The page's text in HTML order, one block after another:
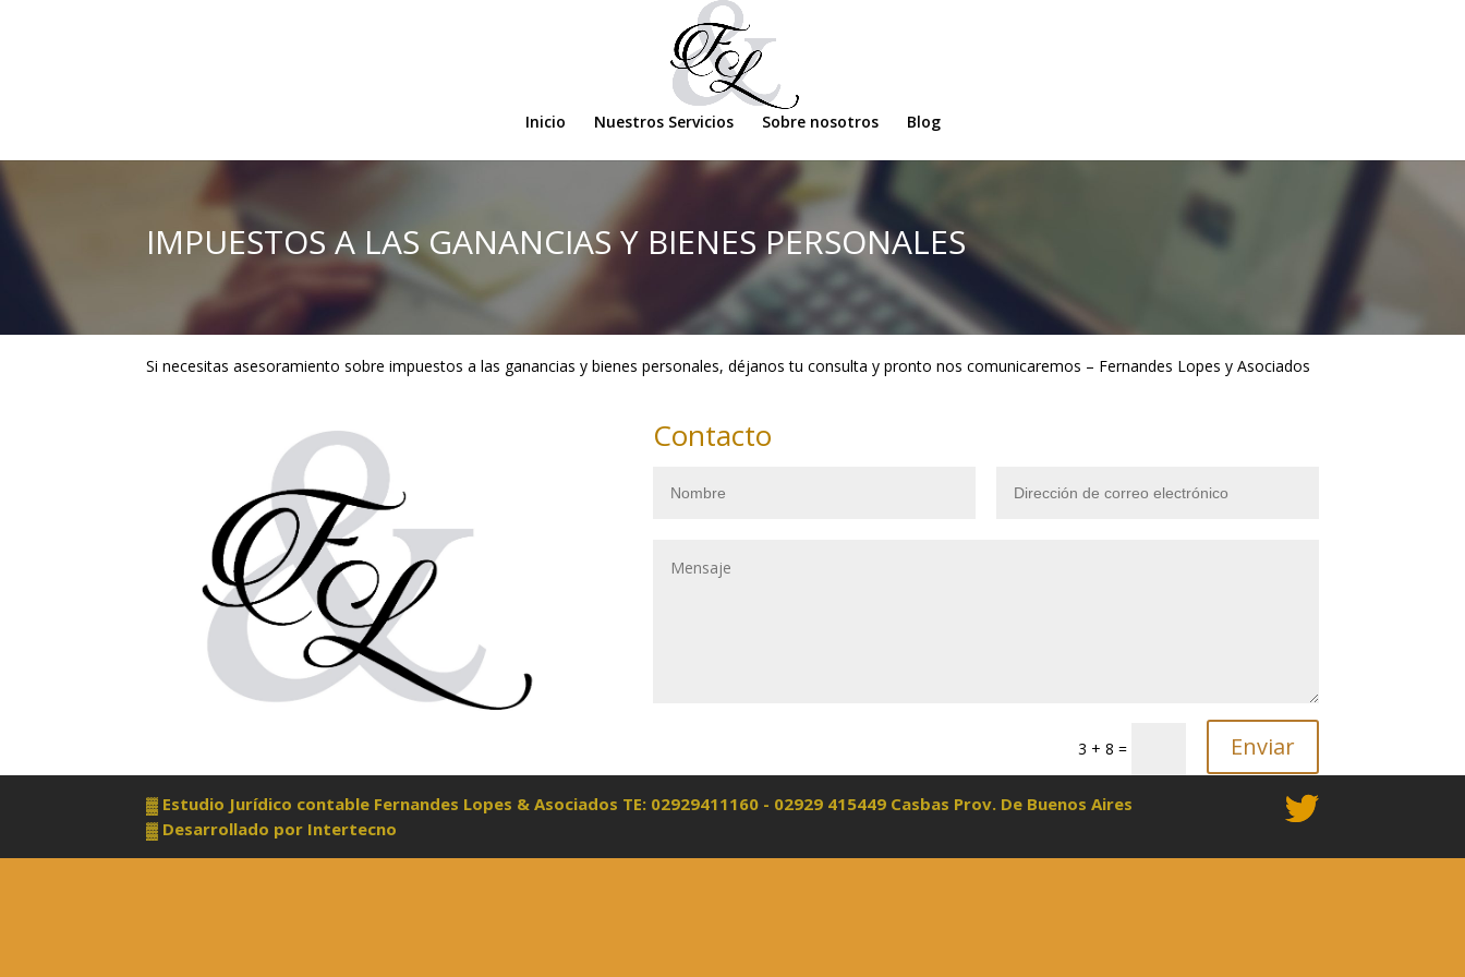
Inicio Nuestros Servicios Sobre nosotros Blog
IMPUESTOS A LAS GANANCIAS Y BIENES PERSONALES
Si necesitas asesoramiento sobre impuestos a las ganancias y bienes personales, déjanos tu consulta y pronto nos comunicaremos – Fernandes Lopes y Asociados
Contacto
3 + 8 = Enviar
▓ Estudio Jurídico contable Fernandes Lopes & Asociados TE: 02929411160 - 02929 415449 Casbas Prov. De Buenos Aires
▓ Desarrollado por Intertecno